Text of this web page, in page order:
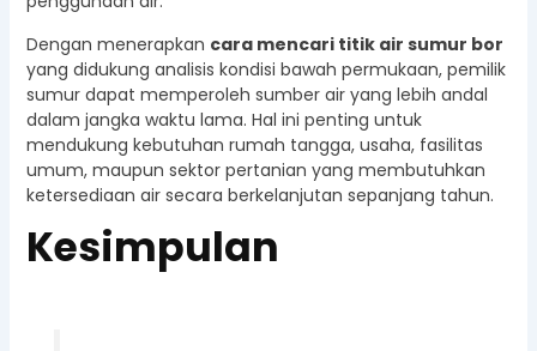
Dengan menerapkan cara mencari titik air sumur bor
yang didukung analisis kondisi bawah permukaan, pemilik
sumur dapat memperoleh sumber air yang lebih andal
dalam jangka waktu lama. Hal ini penting untuk
mendukung kebutuhan rumah tangga, usaha, fasilitas
umum, maupun sektor pertanian yang membutuhkan
ketersediaan air secara berkelanjutan sepanjang tahun.
Kesimpulan